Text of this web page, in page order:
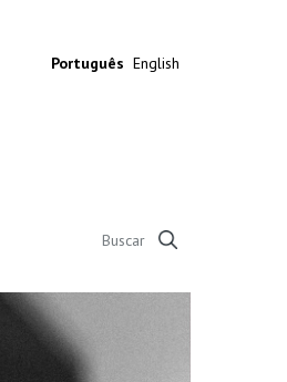
Português English